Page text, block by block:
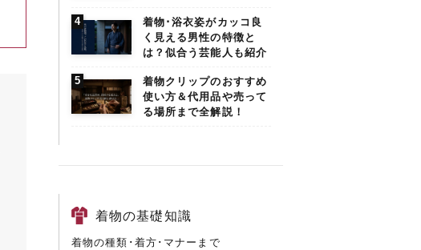
着物･浴衣姿がカッコ良
く見える男性の特徴と
は？似合う芸能人も紹介
着物クリップのおすすめ
使い方＆代用品や売って
る場所まで全解説！
着物の基礎知識
着物の種類･着方･マナーまで